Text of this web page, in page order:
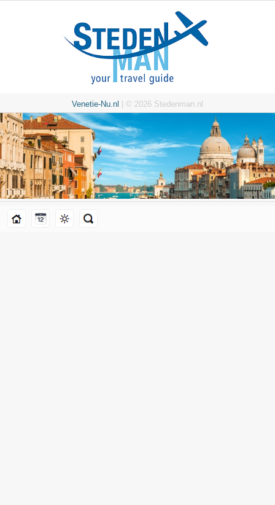
Venetie-Nu.nl | © 2026 Stedenman.nl